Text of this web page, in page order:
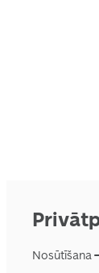
Nosūtīšana